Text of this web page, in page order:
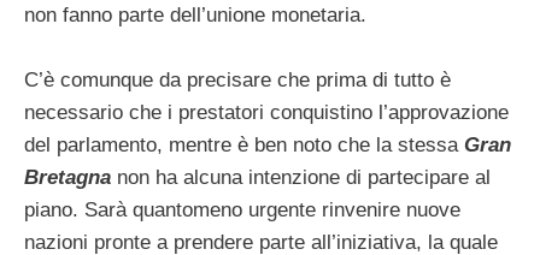
non fanno parte dell’unione monetaria.
C’è comunque da precisare che prima di tutto è
necessario che i prestatori conquistino l’approvazione
del parlamento, mentre è ben noto che la stessa Gran
Bretagna non ha alcuna intenzione di partecipare al
piano. Sarà quantomeno urgente rinvenire nuove
nazioni pronte a prendere parte all’iniziativa, la quale